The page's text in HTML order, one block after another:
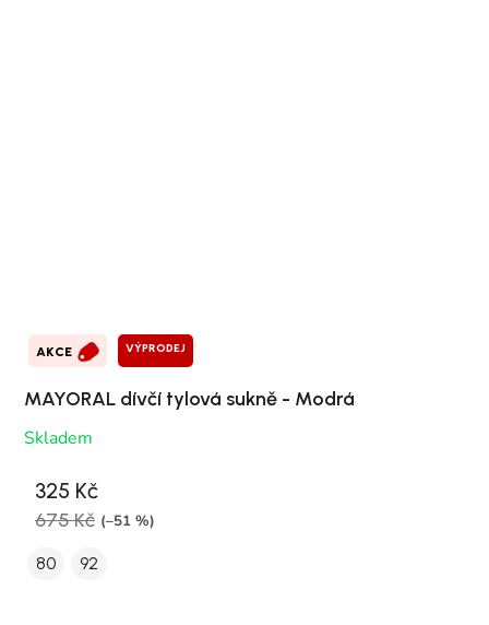
AKCE VÝPRODEJ
MAYORAL dívčí tylová sukně - Modrá
Skladem
325 Kč
675 Kč (–51 %)
80 92